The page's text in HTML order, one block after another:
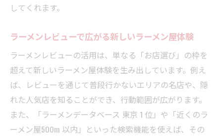
してくれます。
ラーメンレビューで広がる新しいラーメン屋体験
ラーメンレビューの活用は、単なる「お店選び」の枠を
超えて新しいラーメン屋体験を生み出しています。例え
ば、レビューを通じて普段行かないエリアの名店や、隠
れた人気店を知ることができ、行動範囲が広がります。
また、「ラーメンデータベース 東京 1 位」や「近くのラ
ーメン屋500m 以内」といった検索機能を使えば、その